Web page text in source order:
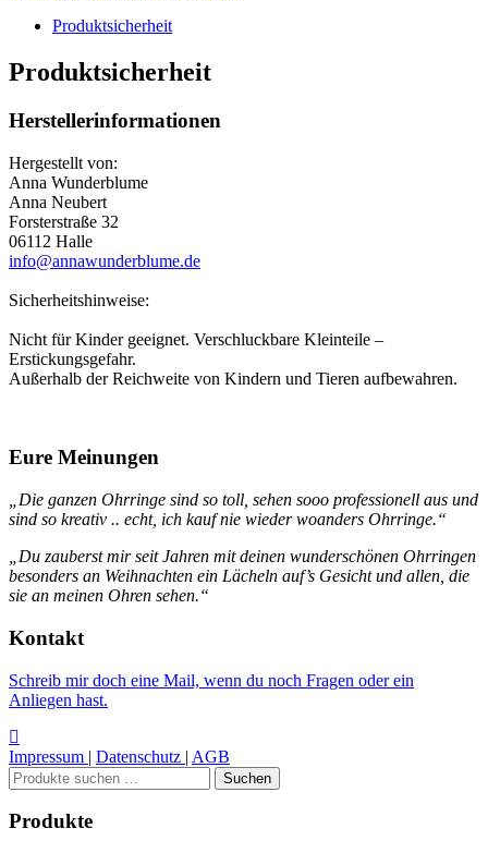
Produktsicherheit
Produktsicherheit
Herstellerinformationen
Hergestellt von:
Anna Wunderblume
Anna Neubert
Forsterstraße 32
06112 Halle
info@annawunderblume.de
Sicherheitshinweise:
Nicht für Kinder geeignet. Verschluckbare Kleinteile –
Erstickungsgefahr.
Außerhalb der Reichweite von Kindern und Tieren aufbewahren.
Eure Meinungen
„Die ganzen Ohrringe sind so toll, sehen sooo professionell aus und
sind so kreativ .. echt, ich kauf nie wieder woanders Ohrringe.“
„Du zauberst mir seit Jahren mit deinen wunderschönen Ohrringen
besonders an Weihnachten ein Lächeln auf’s Gesicht und allen, die
sie an meinen Ohren sehen.“
Kontakt
Schreib mir doch eine Mail, wenn du noch Fragen oder ein
Anliegen hast.
Impressum | Datenschutz | AGB
Suchen
nach:
Suchen
Produkte